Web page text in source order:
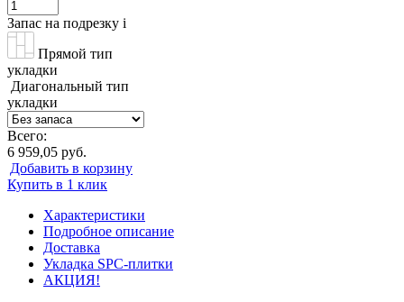
Запас на подрезку i
Прямой тип
укладки
Диагональный тип
укладки
Всего:
6 959,05 руб.
Добавить в корзину
Купить в 1 клик
Характеристики
Подробное описание
Доставка
Укладка SPC-плитки
АКЦИЯ!